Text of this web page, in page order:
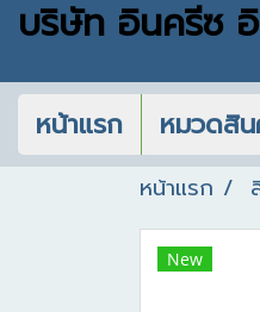
บริษัท อินครีซ
หน้าแรก หมวดสิ
หน้าแรก
New